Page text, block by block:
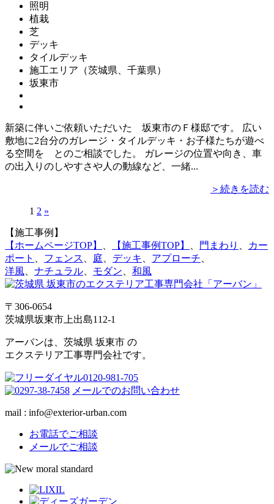
照明
植栽
芝
デッキ
タイルデッキ
施工エリア（茨城県、千葉県）
坂東市
新築に伴いご依頼いただいた 坂東市のＦ様邸です。 広い
敷地に2台分のガレージ・タイルデッキ・お子様たちが遊べ
る空間を とのご相談でした。 ガレージの位置や向き、車
の出入りのしやすさや人の動線など、一緒...
＞続きを読む
1 2 »
【施工事例】
【ホームページTOP】
【施工事例TOP】 門まわり
カー
ポート
フェンス 庭 デッキ アプローチ
洋風
ナチュラル モダン 和風
〒306-0654
茨城県坂東市上出島112-1
アーバンは、茨城県 坂東市 の
エクステリア工事専門会社です。
メールでのお問い合わせ
mail : info@exterior-urban.com
お電話でご相談
メールでご相談